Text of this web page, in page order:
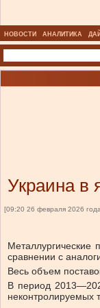
НОВОСТИ АНАЛИТИКА
Украина в
[09:20 26 февраля 2026
сравнении с
Весь объем
В период
неконтролируемых